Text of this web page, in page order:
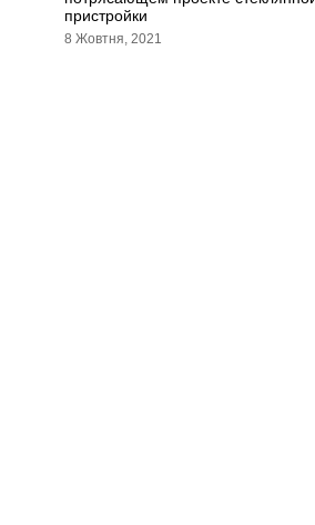
пристройки
8 Жовтня, 2021